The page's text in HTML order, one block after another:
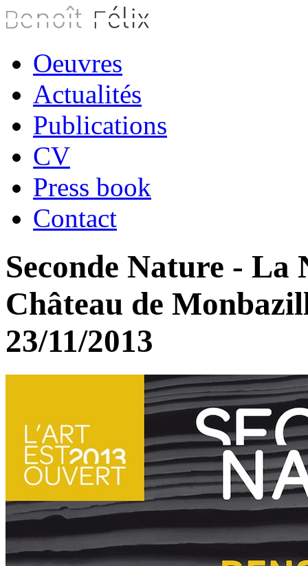
Oeuvres
Actualités
Publications
CV
Press book
Contact
Seconde Nature - La
Château de
23/11/2013